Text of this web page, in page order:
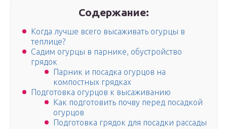
Содержание:
Когда лучше всего высаживать огурцы в
теплице?
Садим огурцы в парнике, обустройство
грядок
Парник и посадка огурцов на
компостных грядках
Подготовка огурцов к высаживанию
Как подготовить почву перед посадкой
огурцов
Подготовка грядок для посадки рассады